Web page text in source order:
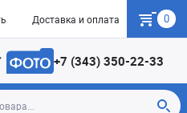
Доставка и оплата Гарантия
0
+7 (343) 350-22-33